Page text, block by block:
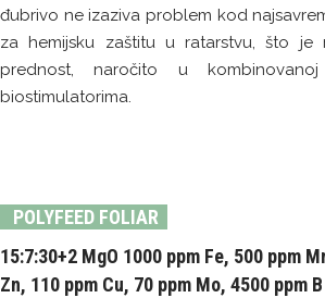
đubrivo ne izaziva problem kod
za hemijsku zaštitu u ratarstvu, što je
prednost, naročito u
biostimulatorima.
POLYFEED FOLIAR
15:7:30+2 MgO 1000 ppm Fe, 500 ppm
Zn, 110 ppm Cu, 70 ppm Mo, 4500 ppm B